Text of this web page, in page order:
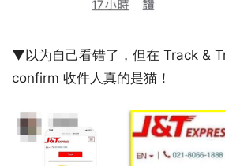
▼以为自己看错了，但在 Track &
confirm 收件人真的是猫！